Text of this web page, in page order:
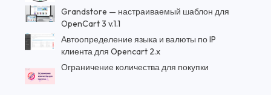
Grandstore — настраиваемый шаблон для
OpenCart 3 v.1.1
Автоопределение языка и валюты по IP
клиента для Opencart 2.x
Ограничение количества для покупки